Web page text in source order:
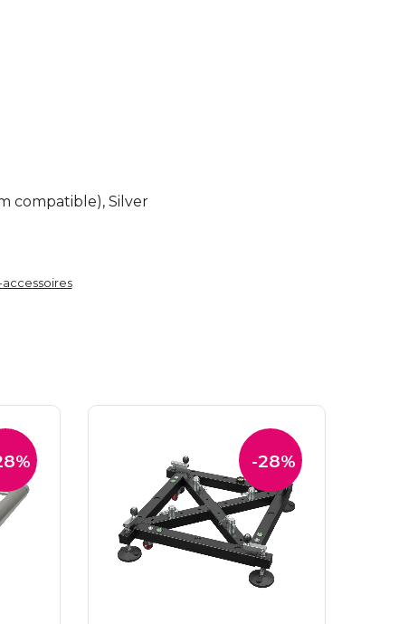
compatible), Silver
accessoires
-28%